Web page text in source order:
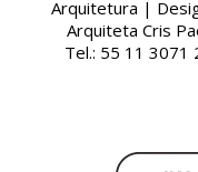
Arquitetura |
Arquiteta Cris
Tel.: 55 11 3071